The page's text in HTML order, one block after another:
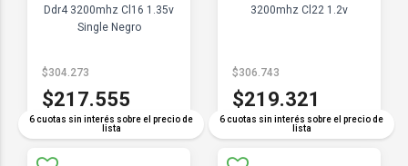
Ddr4 3200mhz Cl16 1.35v
Single Negro
6 cuotas sin interés sobre el precio de
lista
$304.273
$217.555
3200mhz Cl22 1.2v
6 cuotas sin interés sobre el precio de
lista
$306.743
$219.321